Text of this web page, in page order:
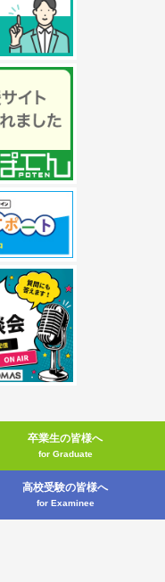
卒業生の皆様へ
for Graduate
高校受験の皆様へ
for Examinee